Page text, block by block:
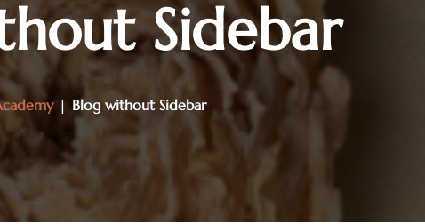
Sidebar
| Blog without Sidebar